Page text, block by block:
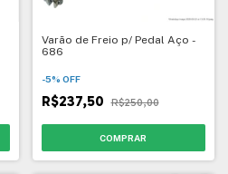
Varão de Freio p/ Pedal Aço -
686
-5% OFF
R$237,50 R$250,00